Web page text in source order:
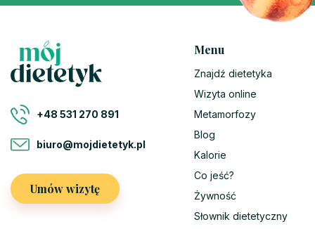
+48 531 270 891
biuro@mojdietetyk.pl
Umów wizytę
Menu
Znajdź dietetyka
Wizyta online
Metamorfozy
Blog
Kalorie
Co jeść?
Żywność
Słownik dietetyczny